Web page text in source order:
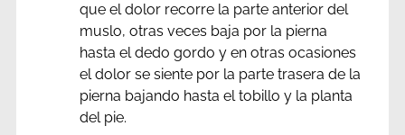
que el dolor recorre la parte anterior del
muslo, otras veces baja por la pierna
hasta el dedo gordo y en otras ocasiones
el dolor se siente por la parte trasera de la
pierna bajando hasta el tobillo y la planta
del pie.